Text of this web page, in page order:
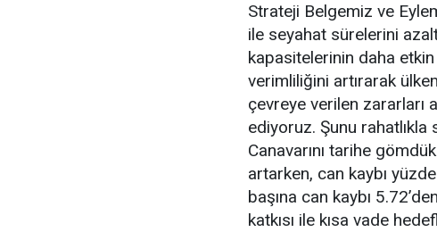
Strateji Belgemiz ve Eylem
ile seyahat sürelerini
kapasitelerinin daha
verimliliğini artırarak
çevreye verilen
ediyoruz. Şunu rahatlıkla
Canavarını tarihe
artarken, can kaybı
başına can kaybı
katkısı ile kısa vade